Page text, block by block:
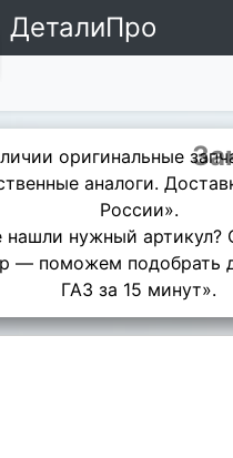
ДеталиПро
оригинальные
аналоги.
России».
нашли нужный артикул?
— поможем подобрать
ГАЗ за 15 минут».